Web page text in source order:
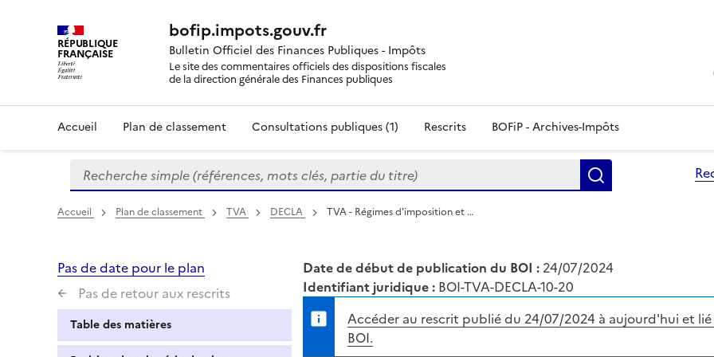
RÉPUBLIQUE
FRANÇAISE
bofip.impots.gouv.fr
Bulletin Officiel des Finances Publiques - Impôts
Le site des commentaires officiels des dispositions fiscales
de la direction générale des Finances publiques
Accueil Plan de classement Consultations publiques (1) Rescrits BOFiP - Archives-Impôts
Formulaire
de
recherche
Recherche simple (références, mots clés, partie du titre)
Accueil Plan de classement TVA DECLA TVA - Régimes d'imposition et …
Pas de date pour le plan
Pas de retour aux rescrits
Table des matières
Date de début de publication du BOI : 24/07/2024
Identifiant juridique : BOI-TVA-DECLA-10-20
Accéder au rescrit publié du 24/07/2024 à aujourd'hui et lié
BOI.